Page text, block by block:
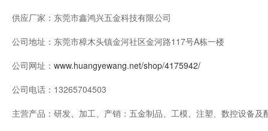
供应厂家： 东莞市鑫鸿兴五金科技有限公司
公司地址： 东莞市樟木头镇金河社区金河路117号A栋一楼
公司网址： www.huangyewang.net/shop/4175942/
公司电话： 13265704503
主营产品： 研发、加工、产销：五金制品、工模、注塑、数控设备